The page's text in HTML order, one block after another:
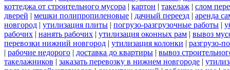
коттеджа от строительного мусора | картон | такелаж | слом
дверей | мешки полипропиленовые | дачный переезд | аренда
новгород | утилизация плиты | погрузо-разгрузочные работы |
рабочих | нанять рабочих | утилизация оконных рам | вывоз
перевозки нижний новгород | утилизация колонки | разгрузо-
| рабочие недорого | доставка до квартиры | вывоз
такелажников | заказать перевозку в нижнем новгороде |